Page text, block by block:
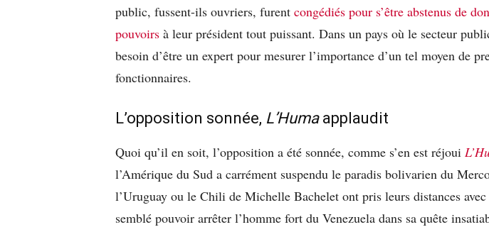
public, fussent-ils ouvriers, furent congédiés pour s’être abstenus de
pouvoirs à leur président tout puissant. Dans un pays où le secteur
besoin d’être un expert pour mesurer l’importance d’un tel moyen de
fonctionnaires.
L’opposition sonnée, L’Humaapplaudit
Quoi qu’il en soit, l’opposition a été sonnée, comme s’en est réjoui
l’Amérique du Sud a carrément suspendu le paradis bolivarien du
l’Uruguay ou le Chili de Michelle Bachelet ont pris leurs distances
semblé pouvoir arrêter l’homme fort du Venezuela dans sa quête